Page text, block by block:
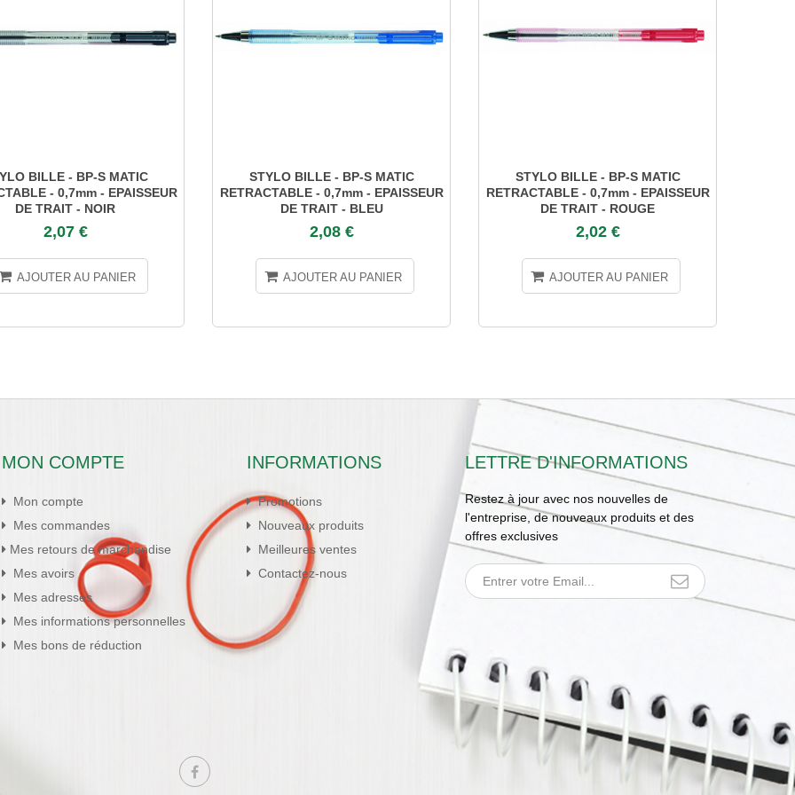
BILLE - BP-S MATIC
- 0,7mm - EPAISSEUR
DE TRAIT - NOIR
2,07 €
AJOUTER AU PANIER
STYLO BILLE - BP-S MATIC
RETRACTABLE - 0,7mm - EPAISSEUR
DE TRAIT - BLEU
2,08 €
AJOUTER AU PANIER
STYLO BILLE - BP-S MATIC
RETRACTABLE - 0,7mm - EPAISSEUR
DE TRAIT - ROUGE
2,02 €
AJOUTER AU PANIER
MON COMPTE
Mon compte
Mes commandes
Mes retours de marchandise
Mes avoirs
Mes adresses
Mes informations personnelles
Mes bons de réduction
INFORMATIONS
Promotions
Nouveaux produits
Meilleures ventes
Contactez-nous
LETTRE D'INFORMATIONS
Restez à jour avec nos nouvelles de
l'entreprise, de nouveaux produits et des
offres exclusives